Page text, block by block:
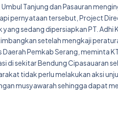
Tanjung dan Pasauran
pernyataan tersebut, Project
sedang dipersiapkan PT. Adhi
setelah mengkaji
Pemkab Serang, meminta
di sekitar Bendung Cipasauaran
tidak perlu melakukan aksi
musyawarah sehingga dapat